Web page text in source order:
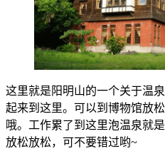
这里就是阳明山的一个关于温
起来到这里。可以到博物馆放
哦。工作累了到这里泡温泉就
放松放松，可不要错过哟~